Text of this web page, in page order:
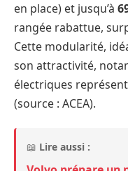
en place) et jusqu’à
rangée rabattue,
Cette modularité,
son attractivité,
électriques
(source : ACEA).
📖 Lire aussi :